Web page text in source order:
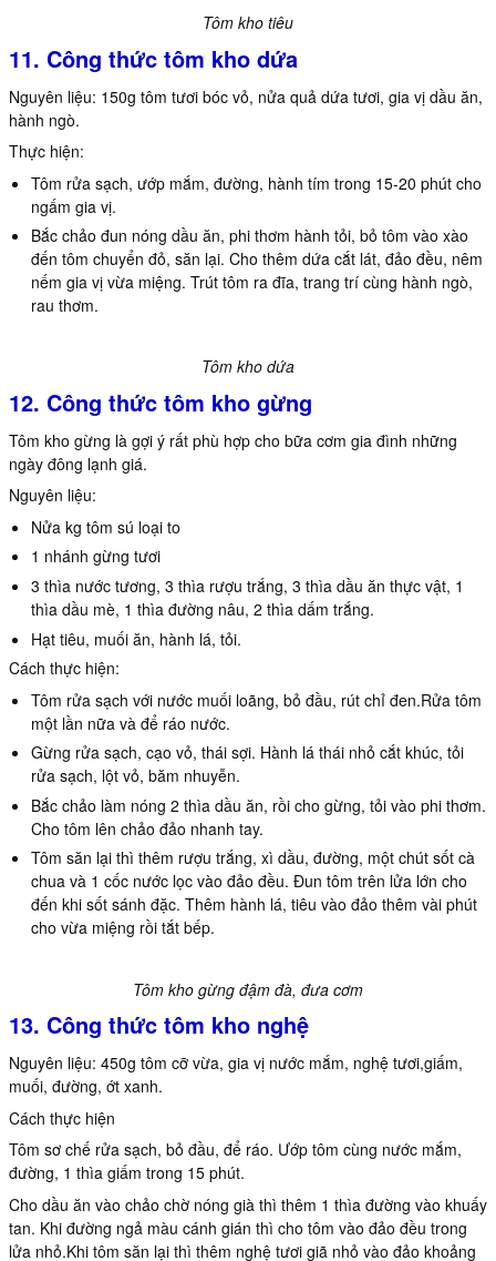
Tôm kho tiêu
11. Công thức tôm kho dứa
Nguyên liệu: 150g tôm tươi bóc vỏ, nửa quả dứa tươi, gia vị dầu ăn,
hành ngò.
Thực hiện:
Tôm rửa sạch, ướp mắm, đường, hành tím trong 15-20 phút cho
ngấm gia vị.
Bắc chảo đun nóng dầu ăn, phi thơm hành tỏi, bỏ tôm vào xào
đến tôm chuyển đỏ, săn lại. Cho thêm dứa cắt lát, đảo đều, nêm
nếm gia vị vừa miệng. Trút tôm ra đĩa, trang trí cùng hành ngò,
rau thơm.
Tôm kho dứa
12. Công thức tôm kho gừng
Tôm kho gừng là gợi ý rất phù hợp cho bữa cơm gia đình những
ngày đông lạnh giá.
Nguyên liệu:
Nửa kg tôm sú loại to
1 nhánh gừng tươi
3 thìa nước tương, 3 thìa rượu trắng, 3 thìa dầu ăn thực vật, 1
thìa dầu mè, 1 thìa đường nâu, 2 thìa dấm trắng.
Hạt tiêu, muối ăn, hành lá, tỏi.
Cách thực hiện:
Tôm rửa sạch với nước muối loãng, bỏ đầu, rút chỉ đen.Rửa tôm
một lần nữa và để ráo nước.
Gừng rửa sạch, cạo vỏ, thái sợi. Hành lá thái nhỏ cắt khúc, tỏi
rửa sạch, lột vỏ, băm nhuyễn.
Bắc chảo làm nóng 2 thìa dầu ăn, rồi cho gừng, tỏi vào phi thơm.
Cho tôm lên chảo đảo nhanh tay.
Tôm săn lại thì thêm rượu trắng, xì dầu, đường, một chút sốt cà
chua và 1 cốc nước lọc vào đảo đều. Đun tôm trên lửa lớn cho
đến khi sốt sánh đặc. Thêm hành lá, tiêu vào đảo thêm vài phút
cho vừa miệng rồi tắt bếp.
Tôm kho gừng đậm đà, đưa cơm
13. Công thức tôm kho nghệ
Nguyên liệu: 450g tôm cỡ vừa, gia vị nước mắm, nghệ tươi,giấm,
muối, đường, ớt xanh.
Cách thực hiện
Tôm sơ chế rửa sạch, bỏ đầu, để ráo. Ướp tôm cùng nước mắm,
đường, 1 thìa giấm trong 15 phút.
Cho dầu ăn vào chảo chờ nóng già thì thêm 1 thìa đường vào khuấy
tan. Khi đường ngả màu cánh gián thì cho tôm vào đảo đều trong
lửa nhỏ.Khi tôm săn lại thì thêm nghệ tươi giã nhỏ vào đảo khoảng